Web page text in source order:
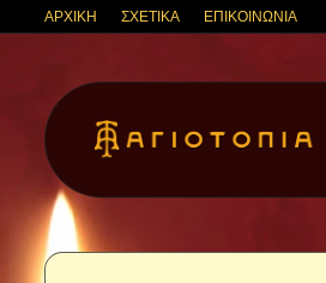
ΑΡΧΙΚΗ ΣΧΕΤΙΚΑ ΕΠΙΚΟΙΝΩΝΙΑ